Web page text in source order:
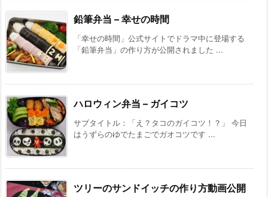
鉛筆弁当 – 幸せの時間
「幸せの時間」公式サイトでドラマ中に登場する
「鉛筆弁当」の作り方が公開されました ...
ハロウィン弁当 – ガイコツ
サブタイトル：「え？タコのガイコツ！？」 今日
はうずらのゆでたまごでガオコツです ...
ツリーのサンドイッチの作り方動画公開